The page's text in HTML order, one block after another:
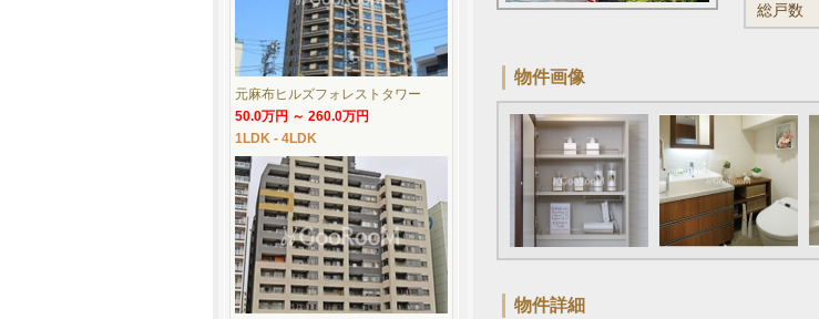
総戸数
物件画像
物件詳細
元麻布ヒルズフォレストタワー
50.0万円 ～ 260.0万円
1LDK - 4LDK